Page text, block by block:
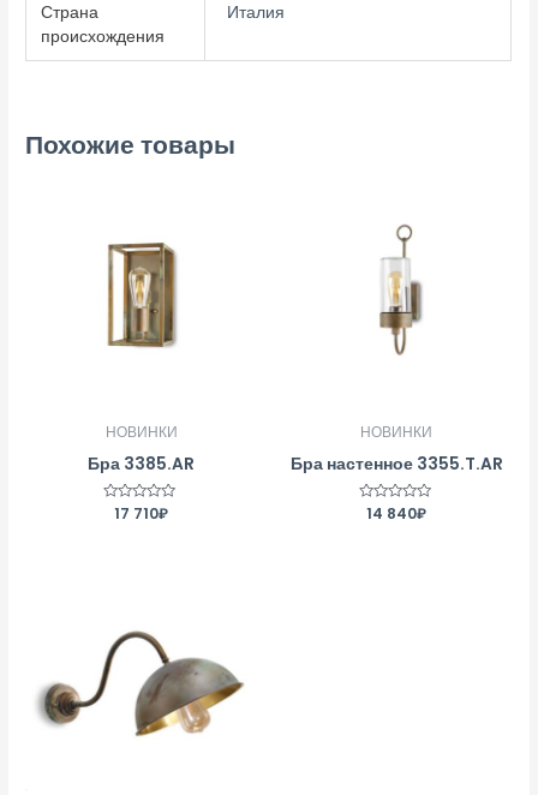
Страна
происхождения
Италия
Похожие товары
НОВИНКИ
Бра 3385.AR
Оценка
17 710₽
НОВИНКИ
Бра настенное 3355.T.AR
Оценка
14 840₽